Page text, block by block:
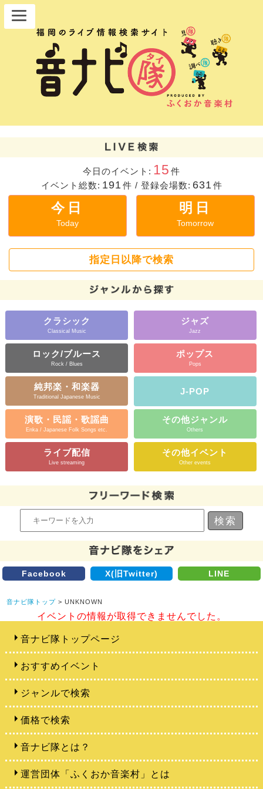
今日のイベント: 15 件
イベント総数: 191 件 / 登録会場数: 631 件
今日
Today
明日
Tomorrow
指定日以降で検索
クラシック
Classical Music
ジャズ
Jazz
ロック/ブルース
Rock / Blues
ポップス
Pops
純邦楽・和楽器
Traditional Japanese Music
J-POP
演歌・民謡・歌謡曲
Enka / Japanese Folk Songs etc.
その他ジャンル
Others
ライブ配信
Live streaming
その他イベント
Other events
Facebook X(旧Twitter) LINE
音ナビ隊トップ > UNKNOWN
イベントの情報が取得できませんでした。
音ナビ隊トップページ
おすすめイベント
ジャンルで検索
価格で検索
音ナビ隊とは？
運営団体「ふくおか音楽村」とは